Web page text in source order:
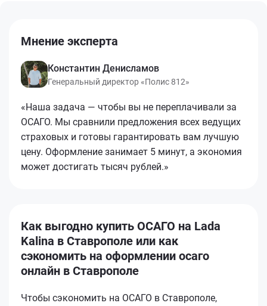
Мнение эксперта
Константин Денисламов
Генеральный директор «Полис 812»
«Наша задача — чтобы вы не переплачивали за
ОСАГО. Мы сравнили предложения всех ведущих
страховых и готовы гарантировать вам лучшую
цену. Оформление занимает 5 минут, а экономия
может достигать тысяч рублей.»
Как выгодно купить ОСАГО на Lada
Kalina в Ставрополе или как
сэкономить на оформлении осаго
онлайн в Ставрополе
Чтобы сэкономить на ОСАГО в Ставрополе,